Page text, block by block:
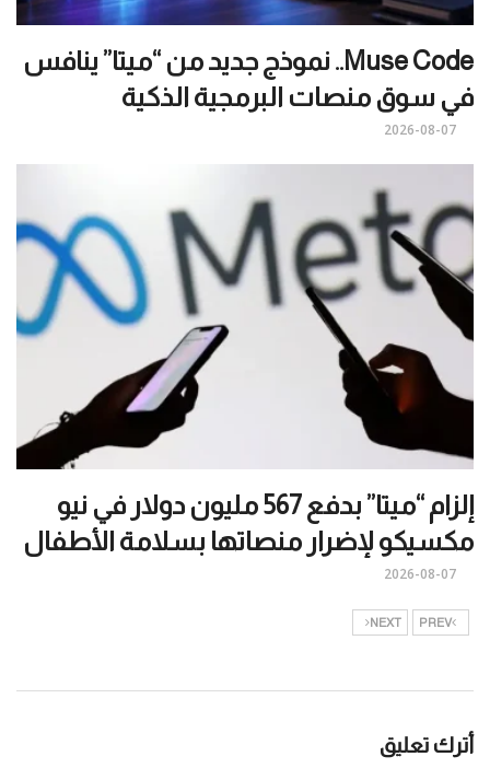
Muse Code.. نموذج جديد من “ميتا” ينافس
في سوق منصات البرمجية الذكية
2026-08-07
إلزام “ميتا” بدفع 567 مليون دولار في نيو
مكسيكو لإضرار منصاتها بسلامة الأطفال
2026-08-07
PREV
NEXT
أترك تعليق